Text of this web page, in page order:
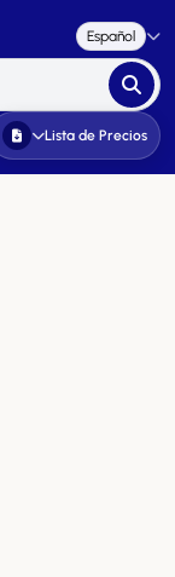
Español
Lista de Precios